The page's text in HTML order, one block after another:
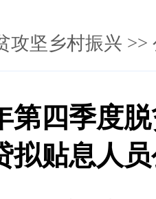
攻坚乡村振兴 >>
第四季度
拟贴息人